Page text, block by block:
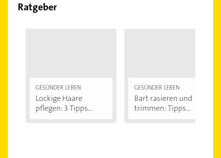
Ratgeber
GESÜNDER LEBEN
Lockige Haare
pflegen: 3 Tipps...
GESÜNDER LEBEN
Bart rasieren und
trimmen: Tipps...